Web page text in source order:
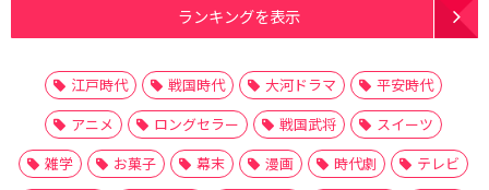
ランキングを表示
江戸時代 戦国時代 大河ドラマ
平安時代
アニメ
ロングセラー 戦国武将
スイーツ
雑学
お菓子 幕末 漫画 時代劇
テレビ